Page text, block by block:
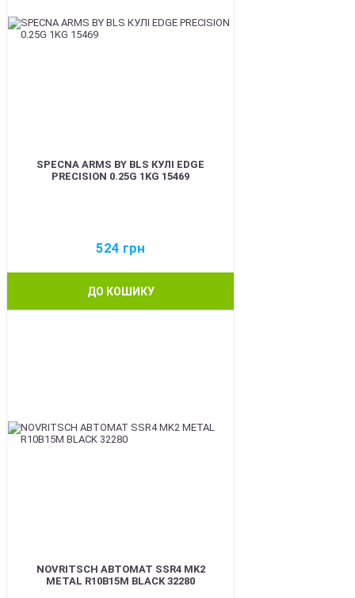
SPECNA ARMS BY BLS КУЛІ EDGE
PRECISION 0.25G 1KG 15469
524 грн
ДО КОШИКУ
NOVRITSCH АВТОМАТ SSR4 MK2
METAL R10B15M BLACK 32280